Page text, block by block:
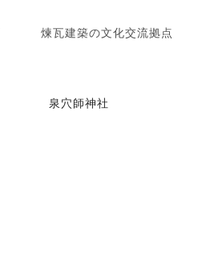
煉瓦建築の文化交流拠点
泉穴師神社